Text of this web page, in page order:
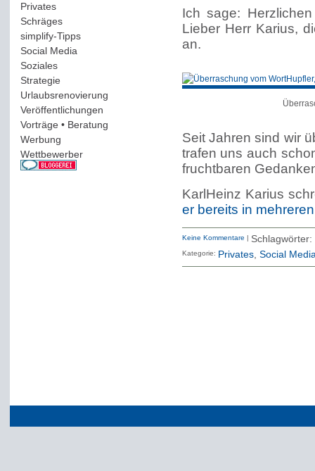
Privates(193)
Schräges(161)
simplify-Tipps(123)
Social Media
Soziales(37)
Strategie(220)
Urlaubsrenovierung
Veröffentlichungen
Vorträge • Beratung
Werbung
Wettbewerber(61)
Ich sage:
Lieber Herr Karius,
an.
Seit Jahren sind wir
trafen uns auch
fruchtbaren
KarlHeinz Karius
er bereits in
Keine Kommentare | Schlagwörter:
Kategorie: Privates Social